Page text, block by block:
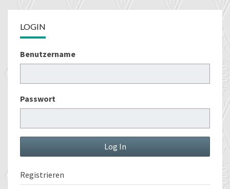
LOGIN
Benutzername
Passwort
Registrieren